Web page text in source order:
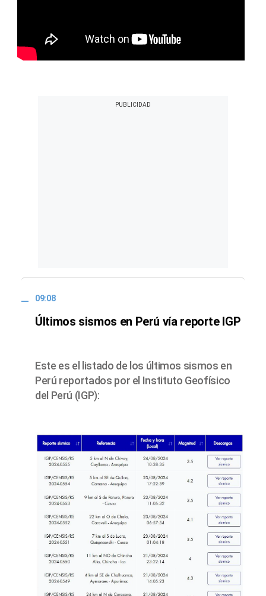
09:08
Últimos sismos en Perú vía reporte IGP
Este es el listado de los últimos sismos en
Perú reportados por el Instituto Geofísico
del Perú (IGP):